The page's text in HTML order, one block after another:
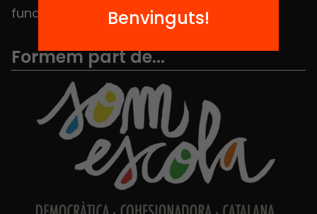
fundacio@equitat.org
Formem part de...
Benvinguts!